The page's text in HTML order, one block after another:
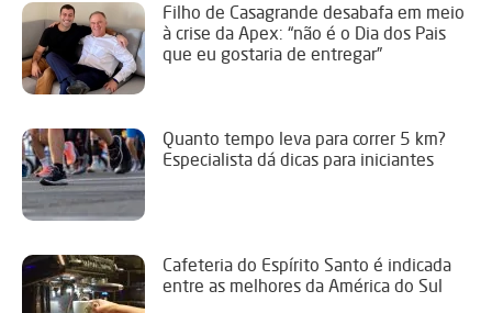
Filho de Casagrande desabafa em meio
à crise da Apex: “não é o Dia dos Pais
que eu gostaria de entregar”
Quanto tempo leva para correr 5 km?
Especialista dá dicas para iniciantes
Cafeteria do Espírito Santo é indicada
entre as melhores da América do Sul